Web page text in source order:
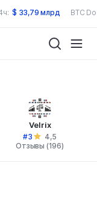
$ 33,79 млрд BTC
Velrix
#3
4,5
Отзывы (196)